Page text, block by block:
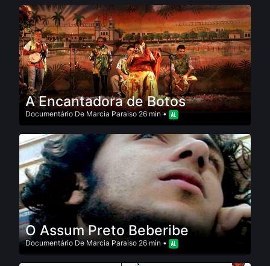
A Encantadora de Botos
Documentário De Marcia Paraiso26 min •
O Assum Preto Beberibe
Documentário De Marcia Paraiso 26 min •